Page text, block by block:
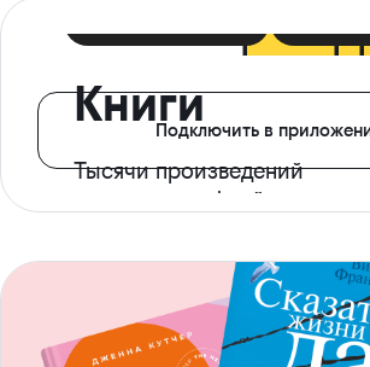
Книги
Тысячи произведений
с доступом офлайн
Подключить в